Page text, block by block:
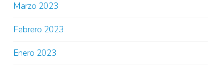
Marzo 2023
Febrero 2023
Enero 2023